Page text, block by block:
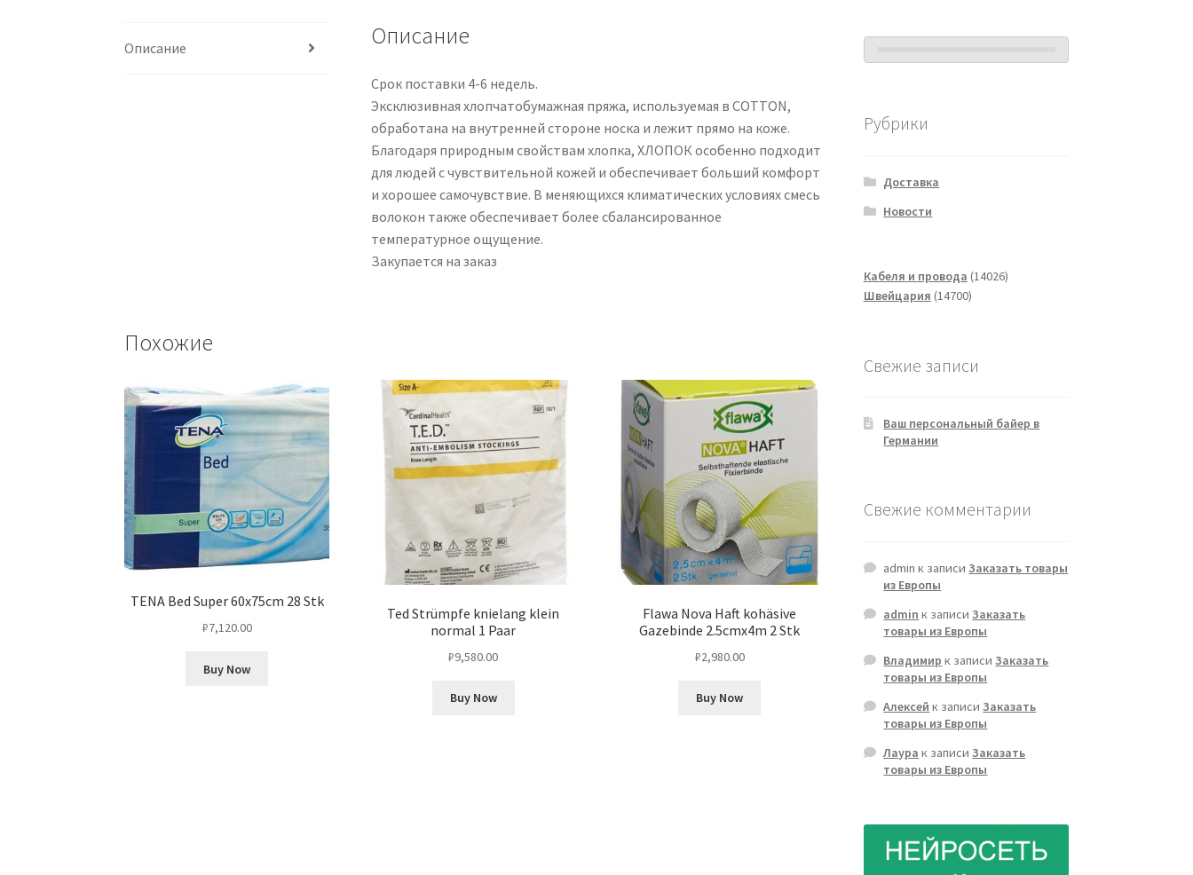
SVHR
Описание Описание
Срок поставки 4-6 недель.
Эксклюзивная хлопчатобумажная пряжа, используемая в COTTON,
обработана на внутренней стороне носка и лежит прямо на коже.
Благодаря природным свойствам хлопка, ХЛОПОК особенно подходит
для людей с чувствительной кожей и обеспечивает больший комфорт
и хорошее самочувствие. В меняющихся климатических условиях смесь
волокон также обеспечивает более сбалансированное
температурное ощущение.
Закупается на заказ
Похожие
TENA Bed Super 60x75cm 28 Stk
₽7,120.00
Buy Now
Ted Strümpfe knielang klein
normal 1 Paar
₽9,580.00
Buy Now
Flawa Nova Haft kohäsive
Gazebinde 2.5cmx4m 2 Stk
₽2,980.00
Buy Now
Рубрики
Доставка
Новости
Кабеля и провода 1402614026
Швейцария 1470014700
Свежие записи
Ваш персональный байер в
Германии
Свежие комментарии
admin к записиЗаказать товары
из Европы
admin к записиЗаказать
товары из Европы
Владимир к записиЗаказать
товары из Европы
Алексей к записиЗаказать
товары из Европы
Лаура к записиЗаказать
товары из Европы